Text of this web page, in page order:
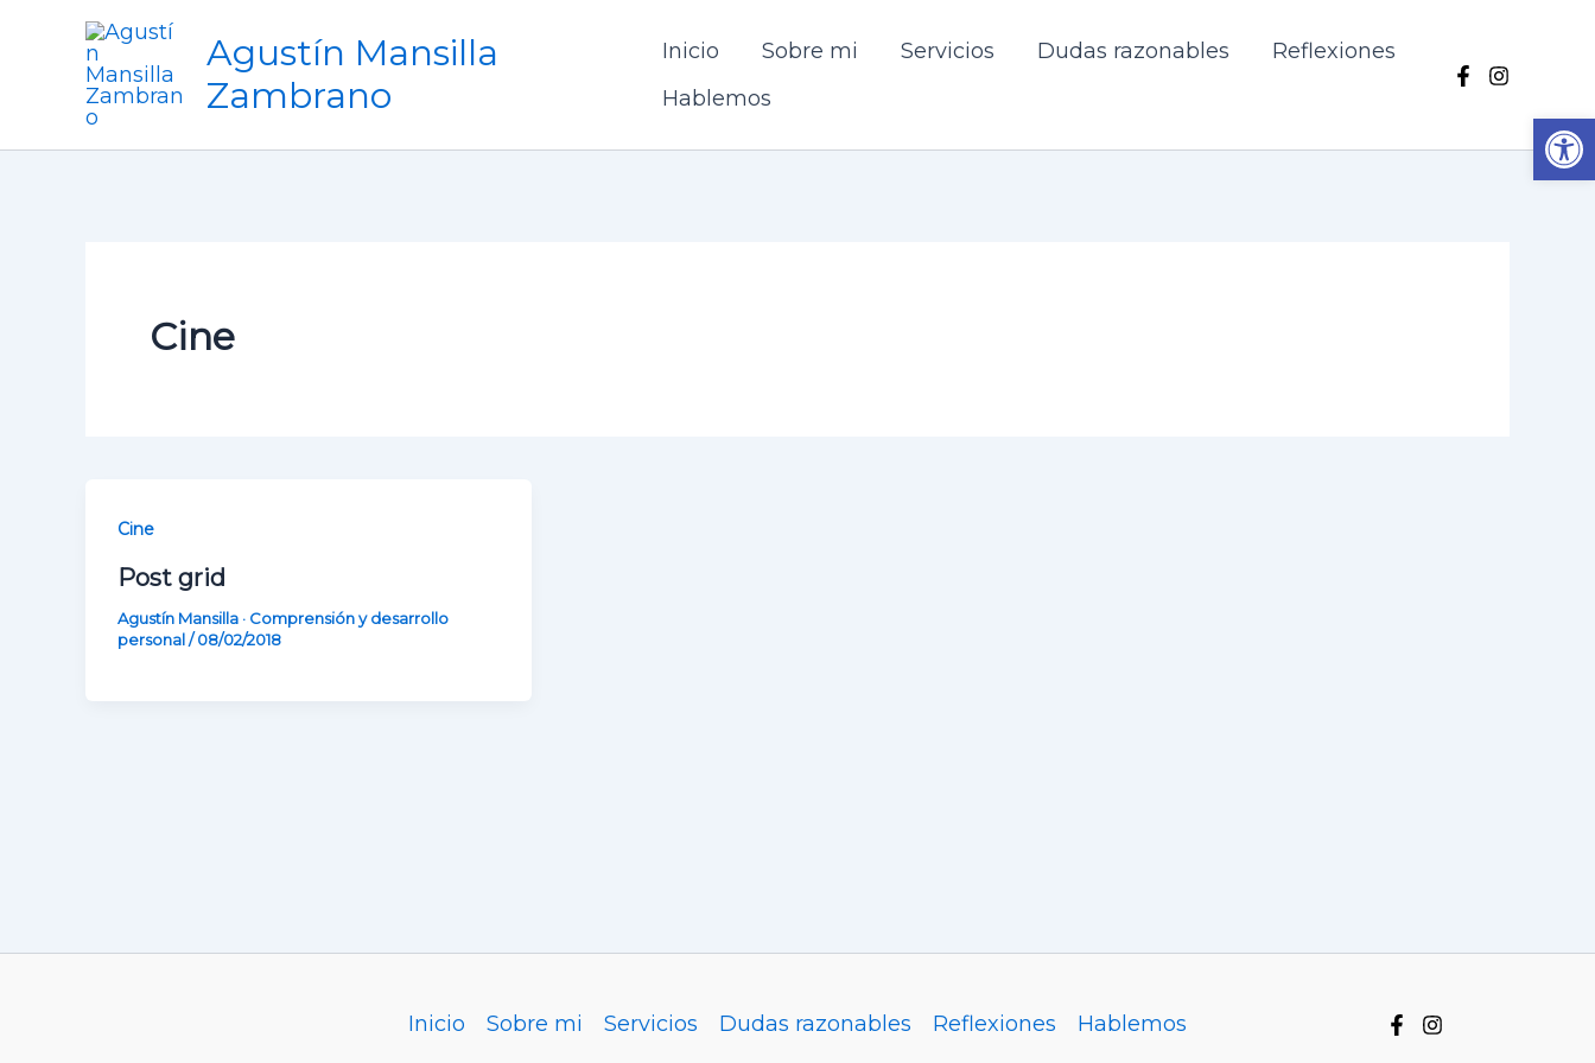
contenido
Agustín Mansilla
Zambrano
Inicio Sobre mi Servicios Dudas razonables
Reflexiones
Hablemos
Cine
Cine
Post grid
Agustín Mansilla · Comprensión y desarrollo
personal/08/02/2018
Inicio Sobre mi Servicios Dudas razonables Reflexiones Hablemos